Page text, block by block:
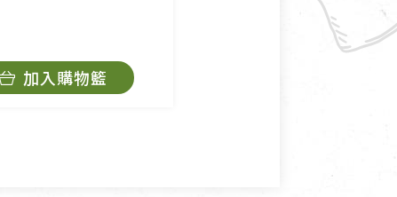
將不接受退貨，也不予以退
加入購物籃